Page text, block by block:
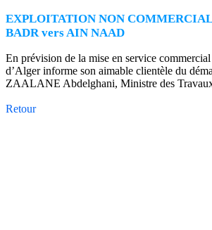
EXPLOITATION NON
BADR vers AIN NAAD
En prévision de la mise en service
d’Alger informe son aimable clientèle du
ZAALANE Abdelghani, Ministre des
Retour